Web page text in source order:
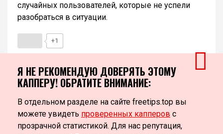
случайных пользователей, которые не успели
разобраться в ситуации.
+1
Я НЕ РЕКОМЕНДУЮ ДОВЕРЯТЬ ЭТОМУ
КАППЕРУ! ОБРАТИТЕ ВНИМАНИЕ:
В отдельном разделе на сайте freetips.top вы
можете увидеть проверенных капперов с
прозрачной статистикой. Для нас репутация,